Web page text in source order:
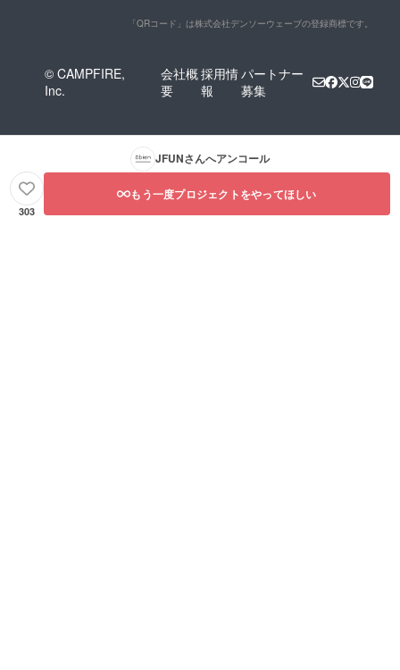
「QRコード」は株式会社デンソーウェーブの登録商標です。
© CAMPFIRE,
Inc.
会社概
要
採用情
報
パートナー
募集
JFUNさんへアンコール
303
もう一度プロジェクトをやってほしい